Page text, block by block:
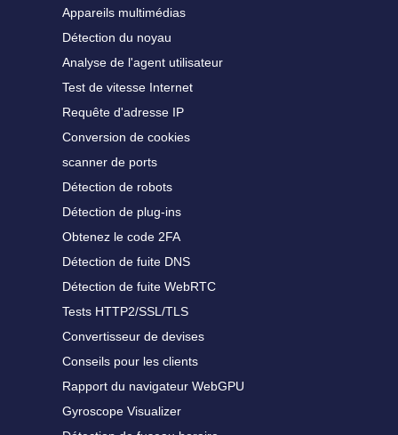
Appareils multimédias
Détection du noyau
Analyse de l'agent utilisateur
Test de vitesse Internet
Requête d'adresse IP
Conversion de cookies
scanner de ports
Détection de robots
Détection de plug-ins
Obtenez le code 2FA
Détection de fuite DNS
Détection de fuite WebRTC
Tests HTTP2/SSL/TLS
Convertisseur de devises
Conseils pour les clients
Rapport du navigateur WebGPU
Gyroscope Visualizer